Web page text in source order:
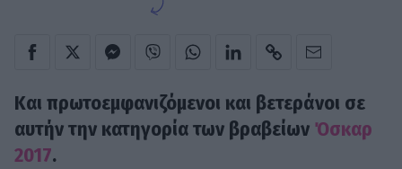
Και πρωτοεμφανιζόμενοι και βετεράνοι σε
αυτήν την κατηγορία των βραβείων Όσκαρ
2017.